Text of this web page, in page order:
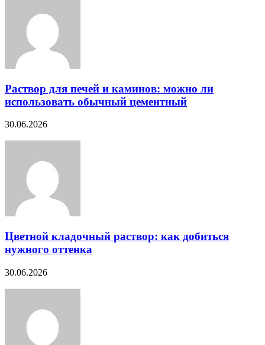
Раствор для печей и каминов: можно ли
использовать обычный цементный
30.06.2026
Цветной кладочный раствор: как добиться
нужного оттенка
30.06.2026